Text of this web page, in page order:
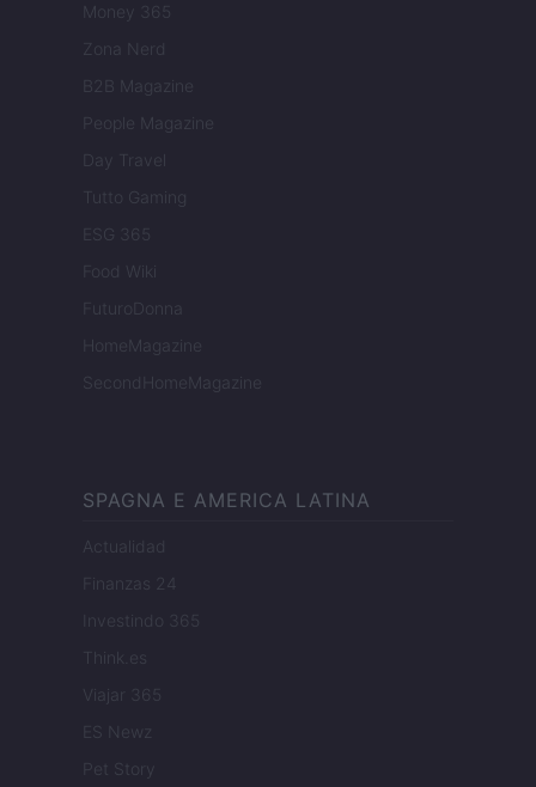
Money 365
Zona Nerd
B2B Magazine
People Magazine
Day Travel
Tutto Gaming
ESG 365
Food Wiki
FuturoDonna
HomeMagazine
SecondHomeMagazine
SPAGNA E AMERICA LATINA
Actualidad
Finanzas 24
Investindo 365
Think.es
Viajar 365
ES Newz
Pet Story